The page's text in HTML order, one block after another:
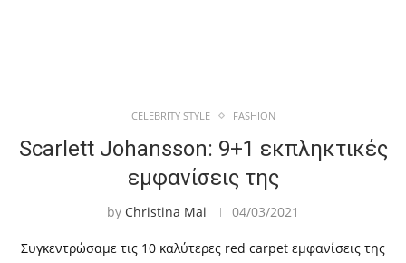
CELEBRITY STYLE FASHION
Scarlett Johansson: 9+1 εκπληκτικές
εμφανίσεις της
by Christina Mai 04/03/2021
Συγκεντρώσαμε τις 10 καλύτερες red carpet εμφανίσεις της